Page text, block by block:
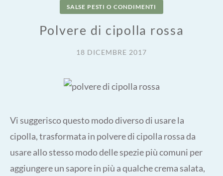
SALSE PESTI O CONDIMENTI
Polvere di cipolla rossa
18 DICEMBRE 2017
Vi suggerisco questo modo diverso di usare la
cipolla, trasformata in polvere di cipolla rossa da
usare allo stesso modo delle spezie più comuni per
aggiungere un sapore in più a qualche crema salata,